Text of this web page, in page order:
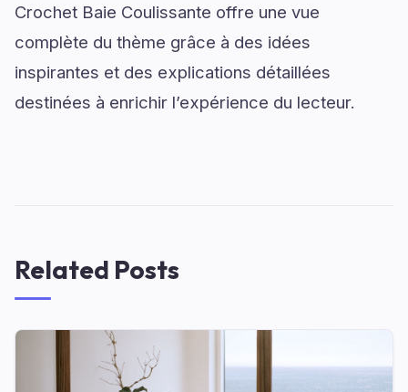
Crochet Baie Coulissante offre une vue
complète du thème grâce à des idées
inspirantes et des explications détaillées
destinées à enrichir l’expérience du lecteur.
Related Posts